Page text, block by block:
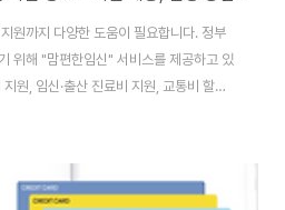
원까지 다양한 도움이 필요합니다. 정부
위해 "맘편한임신" 서비스를 제공하고 있
원, 임신·출산 진료비 지원, 교통비 할인,
포함하고 있어요. 오늘은 2025년 최신
청을 아직 하지 못하신 분들은 확인 하시
표지 알아보기> 1. 맘편한임신이란? [맘